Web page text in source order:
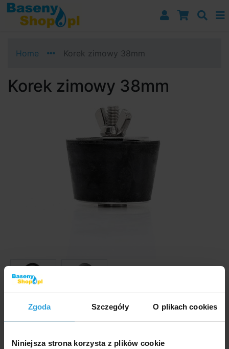
Zgoda Szczegóły O plikach cookies
Niniejsza strona korzysta z plików cookie
Przejdź do nawigacji
Przejdź do treści
Przejdź do paska bocznego
Home Korek zimowy 38mm
Korek zimowy 38mm
Zdjęcia i filmy mają wyłącznie charakter ilustracyjny.
przejść basenowych (dysze zwrotne, dysze ssące,